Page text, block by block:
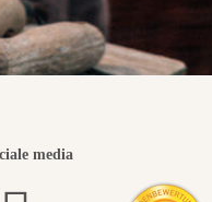
media